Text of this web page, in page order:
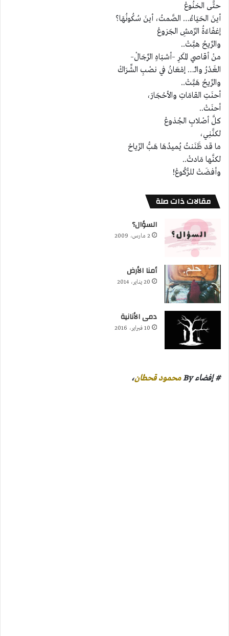
حتَّى الخنُوعْ
أينَ الحَيَاءُ… الصَّمتُ، أينَ سُكُونُهَا؟
إغفَاءَةُ الرِّمشِ الجَزوعْ
والرِّيحُ هبَّتْ..
منْ أقاصي المَكرِ –أشبَاهِ الرِّجَالْ–
الغَدْرُ والـْ… إمْعَانُ في نصْبِ الشِّرَاكْ
والرِّيحُ هَبَّتْ..
أحنَتِ القامَاتِ والأحْجَارَ،
أحنَتْ..
كلَّ أصْلابِ الجُذوعْ
لكنَّنِي،
ما قد ظَنَنتُ يُميدُهَا هَبُّ الرِّياحْ
لكنَّها مَادتْ..
وأفضَتْ للرُّكُوعْ!
مقالات ذات صلة
السؤال؟
2 مارس، 2009
أمنا الأرض
20 يناير، 2014
دمى الأنانية
10 فبراير، 2016
# إفضاء By محمود قحطان،